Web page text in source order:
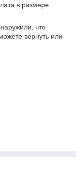
в размере
что
вернуть или